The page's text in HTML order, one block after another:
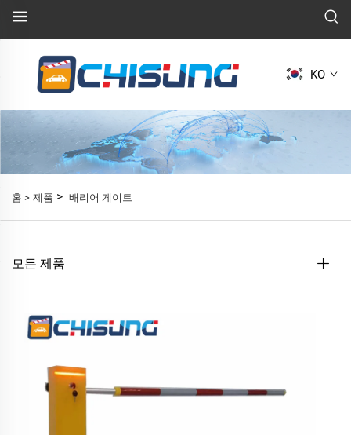
KO
홈 > 제품 > 배리어 게이트
모든 제품